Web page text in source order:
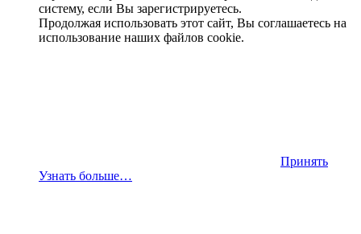
систему, если Вы зарегистрируетесь.
Продолжая использовать этот сайт, Вы соглашаетесь на
использование наших файлов cookie.
Принять
Узнать больше…